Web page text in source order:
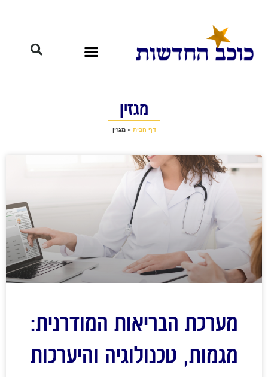
מגזין
דף הבית »מגזין
מערכת הבריאות המודרנית:
מגמות, טכנולוגיה והיערכות